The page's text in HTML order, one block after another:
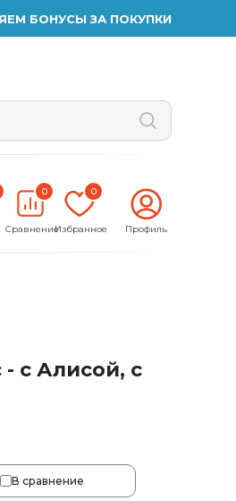
БОНУСЫ ЗА ПОКУПКИ
0
Сравнение
0
Избранное Профиль
с Алисой, с
В сравнение